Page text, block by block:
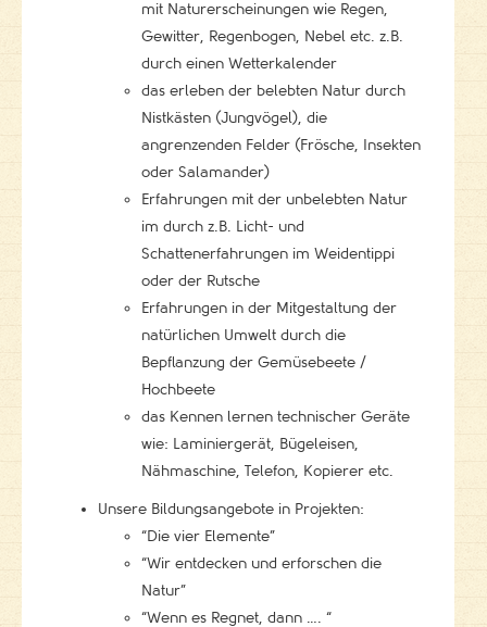
mit Naturerscheinungen wie Regen,
Gewitter, Regenbogen, Nebel etc. z.B.
durch einen Wetterkalender
das erleben der belebten Natur durch
Nistkästen (Jungvögel), die
angrenzenden Felder (Frösche, Insekten
oder Salamander)
Erfahrungen mit der unbelebten Natur
im durch z.B. Licht- und
Schattenerfahrungen im Weidentippi
oder der Rutsche
Erfahrungen in der Mitgestaltung der
natürlichen Umwelt durch die
Bepflanzung der Gemüsebeete /
Hochbeete
das Kennen lernen technischer Geräte
wie: Laminiergerät, Bügeleisen,
Nähmaschine, Telefon, Kopierer etc.
Unsere Bildungsangebote in Projekten:
“Die vier Elemente”
“Wir entdecken und erforschen die
Natur”
“Wenn es Regnet, dann …. “